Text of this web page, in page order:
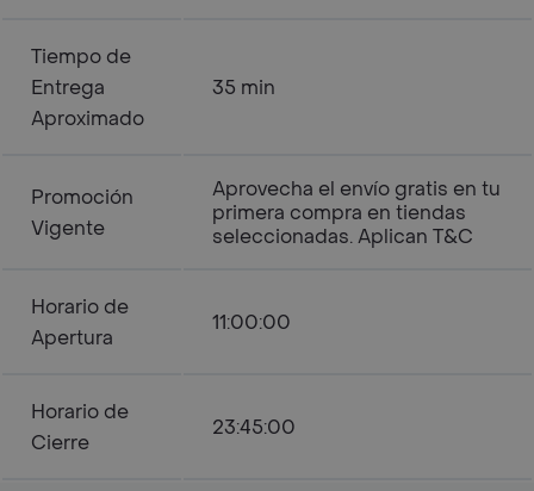
Tiempo de
Entrega
Aproximado
35 min
Promoción
Vigente
Aprovecha el envío gratis en tu
primera compra en tiendas
seleccionadas. Aplican T&C
Horario de
Apertura
11:00:00
Horario de
Cierre
23:45:00